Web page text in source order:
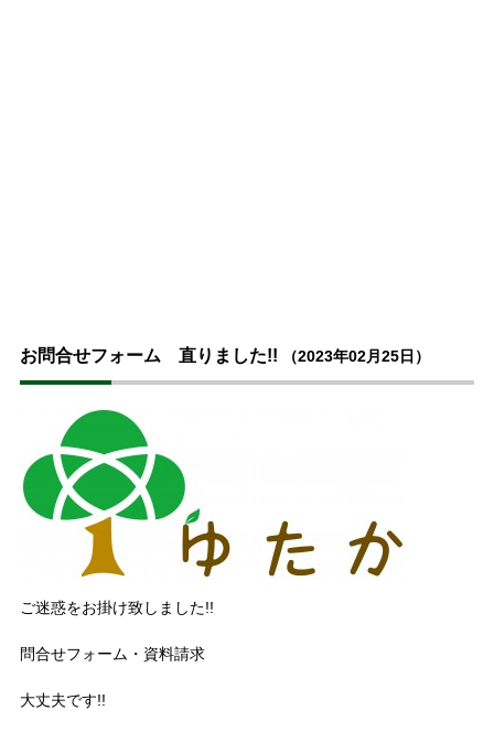
お問合せフォーム 直りました!! （2023年02月25日）
ご迷惑をお掛け致しました!!
問合せフォーム・資料請求
大丈夫です!!